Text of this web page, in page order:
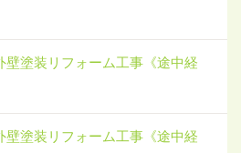
壁塗装リフォーム工事《途中経
壁塗装リフォーム工事《途中経